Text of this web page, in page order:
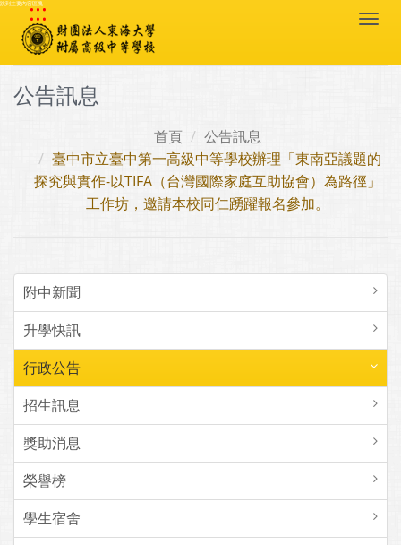
跳到主要內容區塊
:::
公告訊息
首頁
公告訊息
臺中市立臺中第一高級中等學校辦理「東南亞議題的
探究與實作-以TIFA（台灣國際家庭互助協會）為路徑」
工作坊，邀請本校同仁踴躍報名參加。
附中新聞
升學快訊
行政公告
招生訊息
獎助消息
榮譽榜
學生宿舍